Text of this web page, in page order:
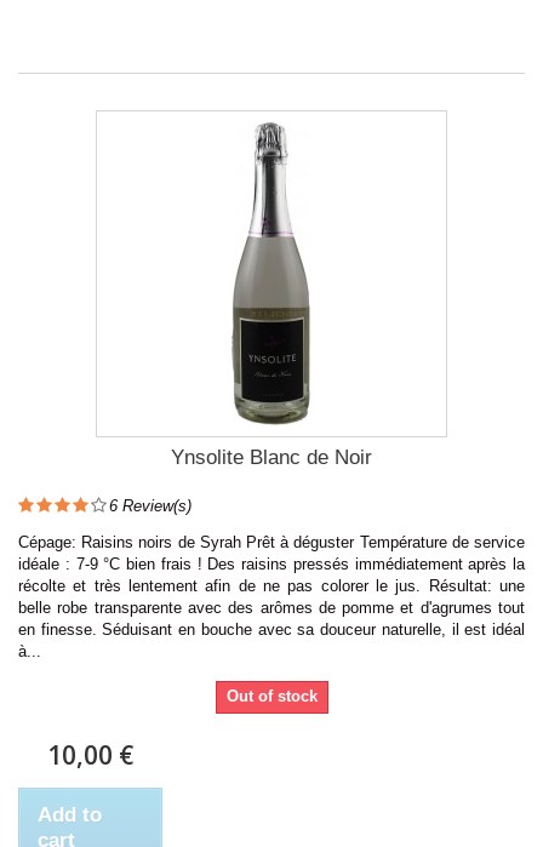
Ynsolite Blanc de Noir
6 Review(s)
Cépage: Raisins noirs de Syrah Prêt à déguster Température de service
idéale : 7-9 °C bien frais ! Des raisins pressés immédiatement après la
récolte et très lentement afin de ne pas colorer le jus. Résultat: une
belle robe transparente avec des arômes de pomme et d'agrumes tout
en finesse. Séduisant en bouche avec sa douceur naturelle, il est idéal
à...
Out of stock
10,00 €
Add to
cart